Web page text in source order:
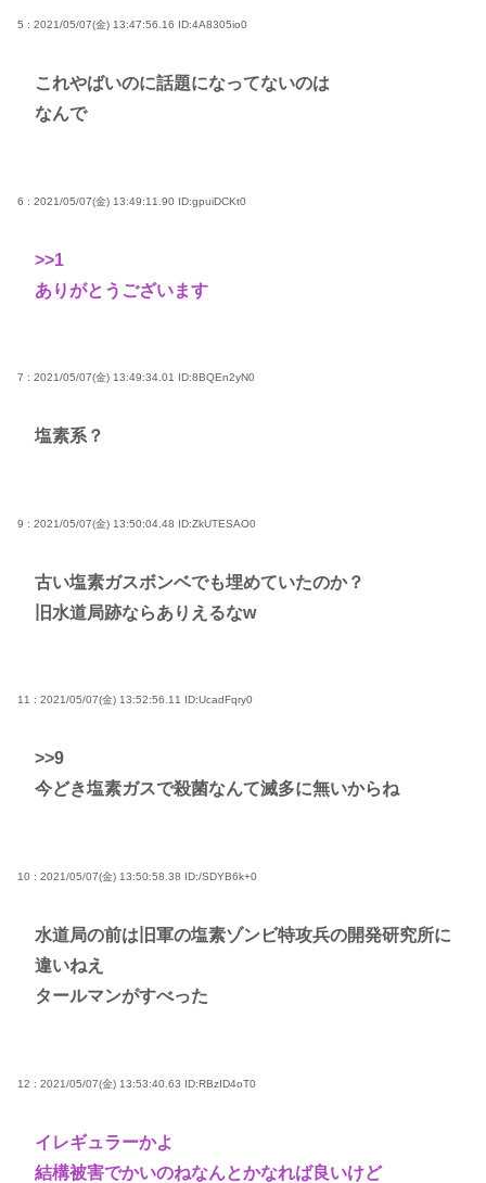
5 : 2021/05/07(金) 13:47:56.16 ID:4A8305io0
これやばいのに話題になってないのは
なんで
6 : 2021/05/07(金) 13:49:11.90 ID:gpuiDCKt0
>>1
ありがとうございます
7 : 2021/05/07(金) 13:49:34.01 ID:8BQEn2yN0
塩素系？
9 : 2021/05/07(金) 13:50:04.48 ID:ZkUTESAO0
古い塩素ガスボンベでも埋めていたのか？
旧水道局跡ならありえるなw
11 : 2021/05/07(金) 13:52:56.11 ID:UcadFqry0
>>9
今どき塩素ガスで殺菌なんて滅多に無いからね
10 : 2021/05/07(金) 13:50:58.38 ID:/SDYB6k+0
水道局の前は旧軍の塩素ゾンビ特攻兵の開発研究所に
違いねえ
タールマンがすべった
12 : 2021/05/07(金) 13:53:40.63 ID:RBzID4oT0
イレギュラーかよ
結構被害でかいのねなんとかなれば良いけど